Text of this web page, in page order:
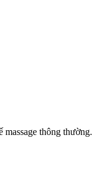
massage thông